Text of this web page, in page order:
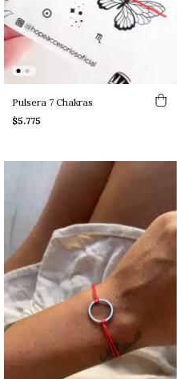
Pulsera 7 Chakras
$5.775